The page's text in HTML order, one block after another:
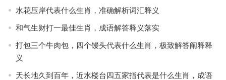
水花压岸代表什么生肖，准确解析词汇释义
和气生财打一最佳生肖，成语解答释义落实
打包三个牛肉包，四个馒头代表什么生肖，极致解答阐释释
义
天长地久到百年，近水楼台四五家指代表是什么生肖，成语